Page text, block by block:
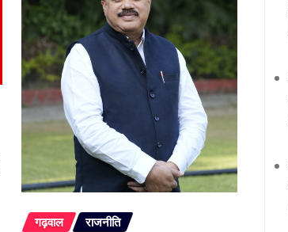
गढ़वाल राजनीति